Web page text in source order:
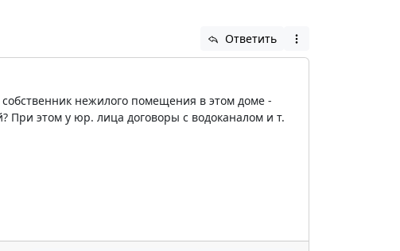
Ответить
нежилого помещения в этом доме -
При этом у юр. лица договоры с водоканалом и т.